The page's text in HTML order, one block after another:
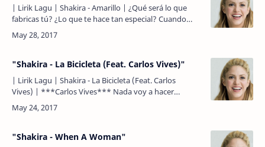
| Lirik Lagu | Shakira - Amarillo | ¿Qué será lo que
fabricas tú? ¿Lo que te hace tan especial? Cuando
hablo o pienso en tí Es imposible ser imparcial No es
u…
"Shakira - La Bicicleta (Feat. Carlos Vives)"
| Lirik Lagu | Shakira - La Bicicleta (Feat. Carlos
Vives) | ***Carlos Vives*** Nada voy a hacer
rebuscando en las heridas del pasado No voy a
perder, yo no q…
"Shakira - When A Woman"